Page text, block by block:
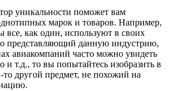
уникальности поможет вам
марок и товаров. Например,
все, как один, используют в своих
представляющий данную индустрию,
авиакомпаний часто можно увидеть
и т.д., то вы попытайтесь изобразить в
то другой предмет, не похожий на